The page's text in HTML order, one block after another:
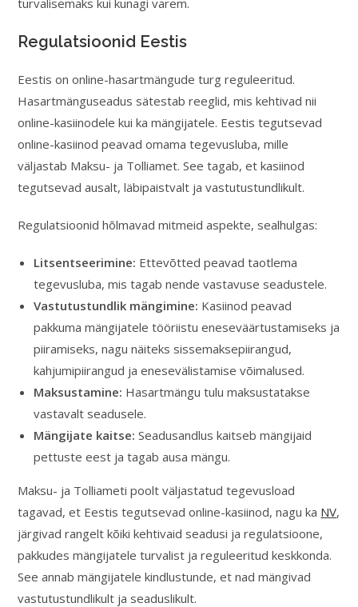
turvalisemaks kui kunagi varem.
Regulatsioonid Eestis
Eestis on online-hasartmängude turg reguleeritud.
Hasartmänguseadus sätestab reeglid, mis kehtivad nii
online-kasiinodele kui ka mängijatele. Eestis tegutsevad
online-kasiinod peavad omama tegevusluba, mille
väljastab Maksu- ja Tolliamet. See tagab, et kasiinod
tegutsevad ausalt, läbipaistvalt ja vastutustundlikult.
Regulatsioonid hõlmavad mitmeid aspekte, sealhulgas:
Litsentseerimine: Ettevõtted peavad taotlema
tegevusluba, mis tagab nende vastavuse seadustele.
Vastutustundlik mängimine: Kasiinod peavad
pakkuma mängijatele tööriistu eneseväärtustamiseks ja
piiramiseks, nagu näiteks sissemaksepiirangud,
kahjumipiirangud ja enesevälistamise võimalused.
Maksustamine: Hasartmängu tulu maksustatakse
vastavalt seadusele.
Mängijate kaitse: Seadusandlus kaitseb mängijaid
pettuste eest ja tagab ausa mängu.
Maksu- ja Tolliameti poolt väljastatud tegevusload
tagavad, et Eestis tegutsevad online-kasiinod, nagu ka NV,
järgivad rangelt kõiki kehtivaid seadusi ja regulatsioone,
pakkudes mängijatele turvalist ja reguleeritud keskkonda.
See annab mängijatele kindlustunde, et nad mängivad
vastutustundlikult ja seaduslikult.